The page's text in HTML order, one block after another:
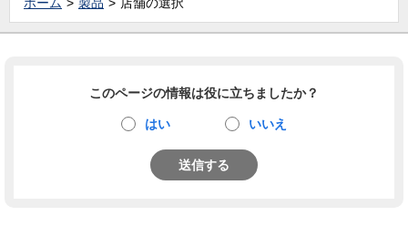
このページの情報は役に立ちましたか？
はい いいえ
送信する